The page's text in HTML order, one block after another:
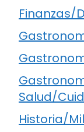
Finanzas/
Salud/
Historia/